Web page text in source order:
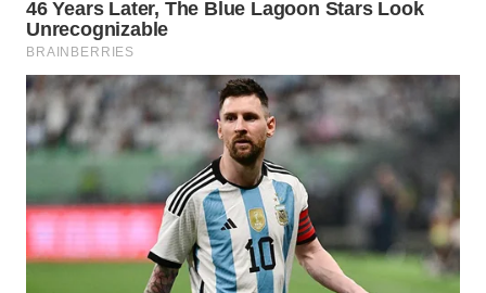
WN
MANDALIKA
WN
LIKUPANG
WN
LABUANBAJO
WN